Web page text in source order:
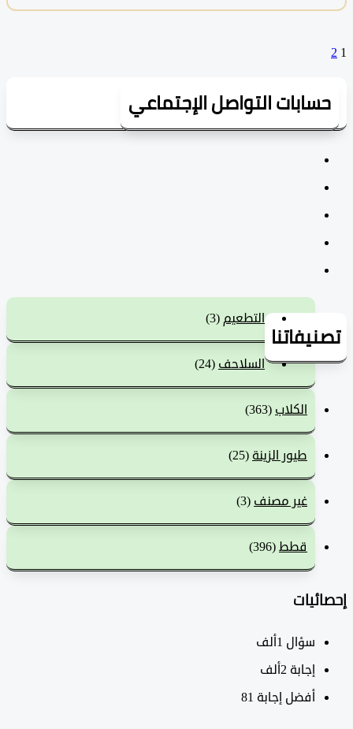
التواصل الإجتماعي
التطعيم(3)
السلاحف(24)
الكلاب(363)
طيور الزينة (25)
غير مصنف(3)
قطط (396)
سؤال1ألف
‫إجابة 2ألف
أفضل إجابة 81